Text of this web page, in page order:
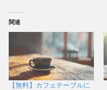
関連
【無料】カフェテーブルに